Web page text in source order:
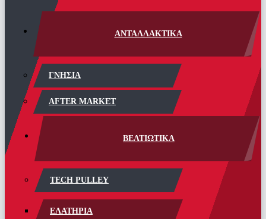
ΑΝΤΑΛΛΑΚΤΙΚΑ
ΓΝΗΣΙΑ
AFTER MARKET
ΒΕΛΤΙΩΤΙΚΑ
TECH PULLEY
ΕΛΑΤΗΡΙΑ